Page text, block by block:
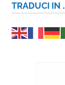
TRADUCI IN